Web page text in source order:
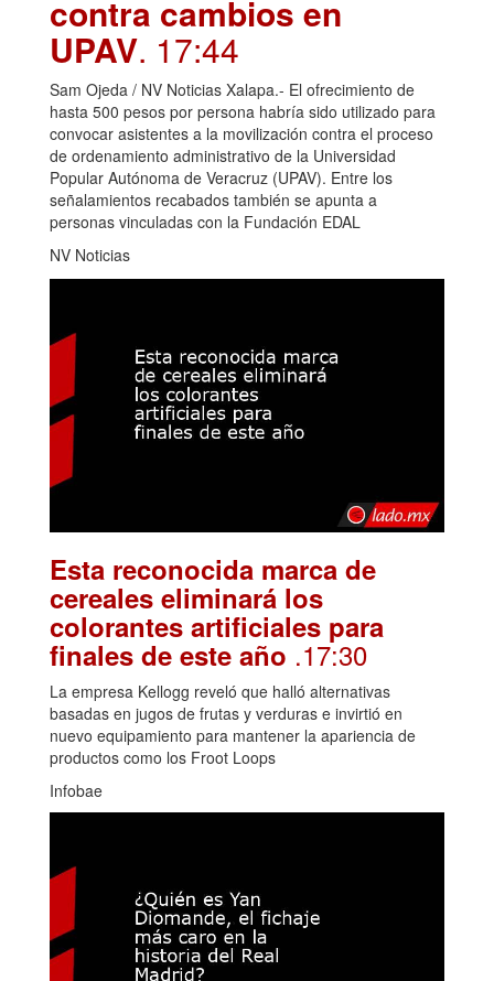
contra cambios en
UPAV. 17:44
Sam Ojeda / NV Noticias Xalapa.- El ofrecimiento de
hasta 500 pesos por persona habría sido utilizado para
convocar asistentes a la movilización contra el proceso
de ordenamiento administrativo de la Universidad
Popular Autónoma de Veracruz (UPAV). Entre los
señalamientos recabados también se apunta a
personas vinculadas con la Fundación EDAL
NV Noticias
Esta reconocida marca de
cereales eliminará los
colorantes artificiales para
finales de este año .17:30
La empresa Kellogg reveló que halló alternativas
basadas en jugos de frutas y verduras e invirtió en
nuevo equipamiento para mantener la apariencia de
productos como los Froot Loops
Infobae